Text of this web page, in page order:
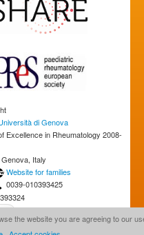
di Genova
Excellence in Rheumatology 2008-
Italy
Website for families
0039-010393425
the website you are agreeing to our